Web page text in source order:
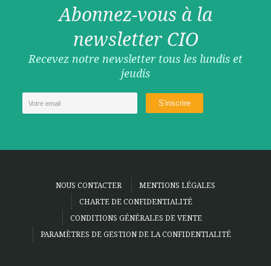
Abonnez-vous à la
newsletter CIO
Recevez notre newsletter tous les lundis et
jeudis
NOUS CONTACTER
MENTIONS LÉGALES
CHARTE DE CONFIDENTIALITÉ
CONDITIONS GÉNÉRALES DE VENTE
PARAMÈTRES DE GESTION DE LA CONFIDENTIALITÉ